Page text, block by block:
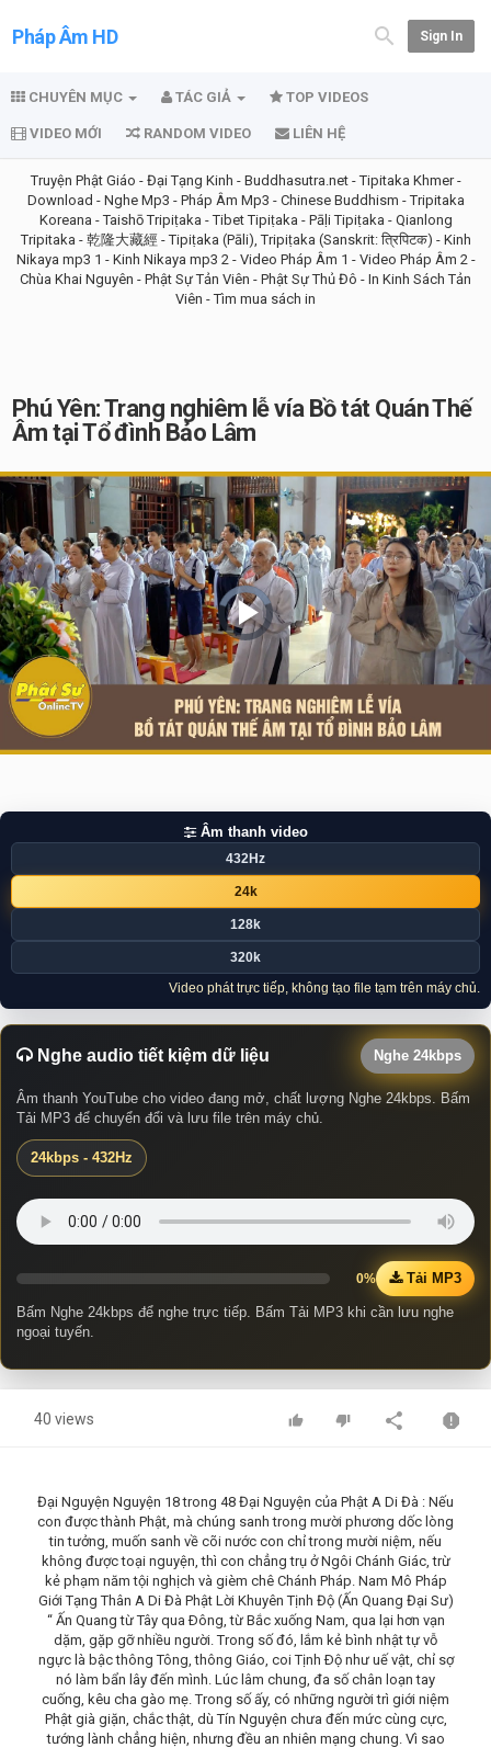
Pháp Âm HD Sign In
CHUYÊN MỤC TÁC GIẢ TOP VIDEOS
VIDEO MỚI RANDOM VIDEO LIÊN HỆ
Truyện Phật Giáo - Đại Tạng Kinh - Buddhasutra.net-Tipitaka Khmer-
Download - Nghe Mp3 - Pháp Âm Mp3 - Chinese Buddhism -Tripitaka
Koreana -Taishō Tripiṭaka -Tibet Tipiṭaka - Pāḷi Tipiṭaka - Qianlong
Tripitaka - 乾隆大藏經-Tipiṭaka (Pāli), Tripiṭaka (Sanskrit: त्रिपिटक) - Kinh
Nikaya mp3 1 - Kinh Nikaya mp3 2 - Video Pháp Âm 1 - Video Pháp Âm 2-
Chùa Khai Nguyên - Phật Sự Tản Viên - Phật Sự Thủ Đô - In Kinh Sách Tản
Viên -Tìm mua sách in
Phú Yên: Trang nghiêm lễ vía Bồ tát Quán Thế
Âm tại Tổ đình Bảo Lâm
Video
Player
is
loading.Play
Video
Âm thanh video
432Hz
24k
128k
320k
Video phát trực tiếp, không tạo file tạm trên máy chủ.
Nghe audio tiết kiệm dữ liệu Nghe 24kbps
Âm thanh YouTube cho video đang mở, chất lượng Nghe 24kbps. Bấm
Tải MP3 để chuyển đổi và lưu file trên máy chủ.
24kbps - 432Hz
0% Tải MP3
Bấm Nghe 24kbps để nghe trực tiếp. Bấm Tải MP3 khi cần lưu nghe
ngoại tuyến.
40 views
Đại Nguyện Nguyện 18 trong 48 Đại Nguyện của Phật A Di Đà : Nếu
con được thành Phật, mà chúng sanh trong mười phương dốc lòng
tin tưởng, muốn sanh về cõi nước con chỉ trong mười niệm, nếu
không được toại nguyện, thì con chẳng trụ ở Ngôi Chánh Giác, trừ
kẻ phạm năm tội nghịch và gièm chê Chánh Pháp. Nam Mô Pháp
Giới Tạng Thân A Di Đà Phật Lời Khuyên Tịnh Độ (Ấn Quang Đại Sư)
“ Ấn Quang từ Tây qua Ðông, từ Bắc xuống Nam, qua lại hơn vạn
dặm, gặp gỡ nhiều người. Trong số đó, lắm kẻ bình nhật tự vỗ
ngực là bậc thông Tông, thông Giáo, coi Tịnh Ðộ như uế vật, chỉ sợ
nó làm bẩn lây đến mình. Lúc lâm chung, đa số chân loạn tay
cuống, kêu cha gào mẹ. Trong số ấy, có những người trì giới niệm
Phật già giặn, chắc thật, dù Tín Nguyện chưa đến mức cùng cực,
tướng lành chẳng hiện, nhưng đều an nhiên mạng chung. Vì sao